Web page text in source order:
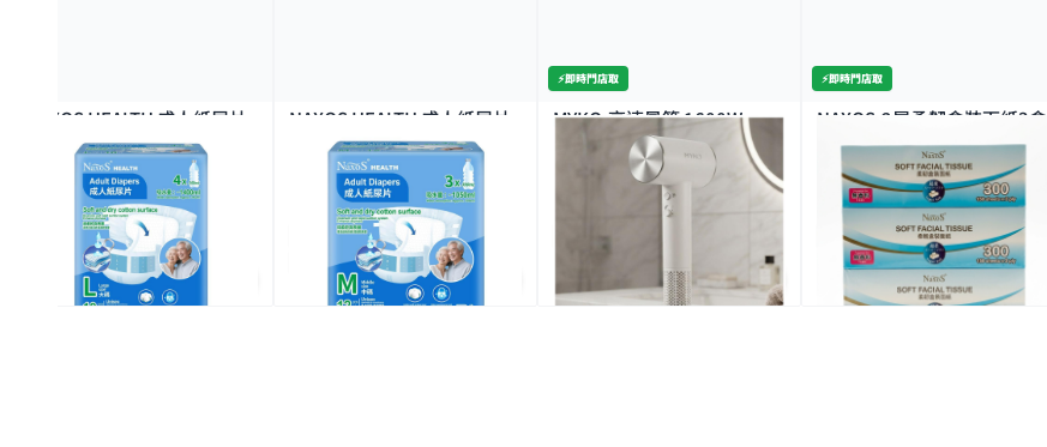
NAXOS HEALTH 成人紙尿片
$39.9
$69/2件
全場買4送1(共選5件商品)
NAXOS HEALTH 成人紙尿片
M 12P
$39.9
$69/2件
全場買4送1(共選5件商品)
⚡️即時門店取
MYKO-高速風筒 1600W
$299.0
⚡️即時門店取
NAXOS-2層柔韌盒裝面紙3盒
$10.0
全場買4送1(共選5件商品)